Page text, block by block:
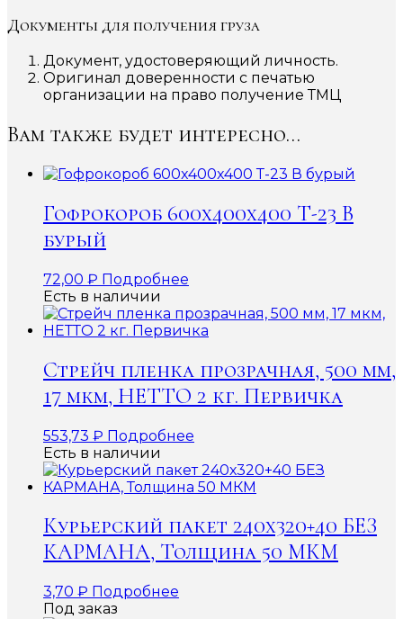
Документы для получения груза
Документ, удостоверяющий личность.
Оригинал доверенности с печатью
организации на право получение ТМЦ
Вам также будет интересно…
Гофрокороб 600x400x400 Т-23 В
бурый
72,00 ₽ Подробнее
Есть в наличии
Стрейч пленка прозрачная, 500 мм,
17 мкм, НЕТТО 2 кг. Первичка
553,73 ₽ Подробнее
Есть в наличии
Курьерский пакет 240х320+40 БЕЗ
КАРМАНА, Толщина 50 МКМ
3,70 ₽ Подробнее
Под заказ